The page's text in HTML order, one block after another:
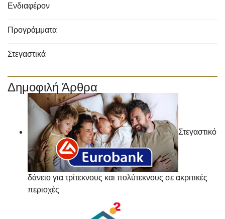
Ενδιαφέρον
Προγράμματα
Στεγαστικά
Δημοφιλή Άρθρα
Στεγαστικό
δάνειο για τρίτεκνους και πολύτεκνους σε ακριτικές
περιοχές